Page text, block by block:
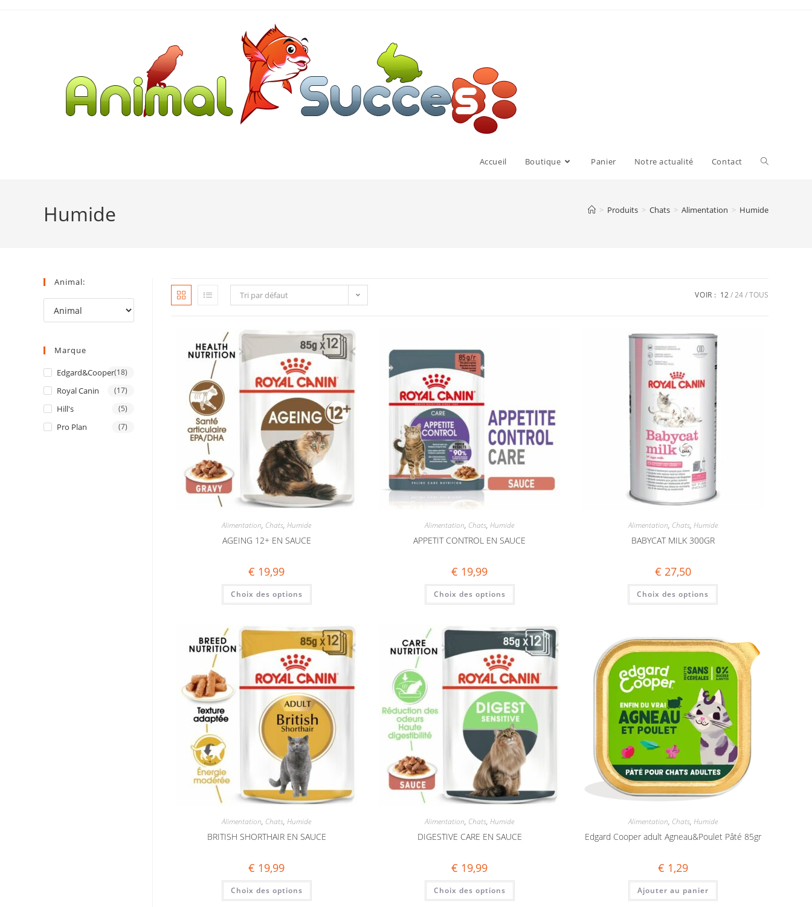
Accueil Boutique Panier Notre actualité Contact
Humide > Produits > Chats > Alimentation > Humide
Tri par défaut VOIR : 12 24 TOUS
Alimentation, Chats,Humide
AGEING 12+ EN SAUCE
€ 19,99
Choix des options
Alimentation, Chats,Humide
APPETIT CONTROL EN SAUCE
€ 19,99
Choix des options
Alimentation, Chats, Humide
BABYCAT MILK 300GR
€ 27,50
Choix des options
Alimentation, Chats,Humide
BRITISH SHORTHAIR EN SAUCE
€ 19,99
Choix des options
Alimentation, Chats,Humide
DIGESTIVE CARE EN SAUCE
€ 19,99
Choix des options
Alimentation, Chats, Humide
Edgard Cooper adult Agneau&Poulet Pâté 85gr
€ 1,29
Ajouter au panier
Animal:
Marque
Edgard&Cooper(18)
Royal Canin (17)
Hill's (5)
Pro Plan (7)